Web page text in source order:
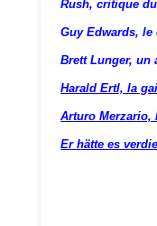
Rush, critique
Guy Edwards,
Brett Lunger, un
Harald Ertl, la
Arturo Merzario,
Er hätte es